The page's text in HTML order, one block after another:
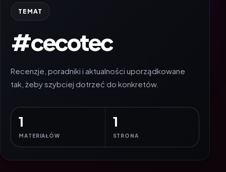
TEMAT
#cecotec
Recenzje, poradniki i aktualności uporządkowane
tak, żeby szybciej dotrzeć do konkretów.
1
MATERIAŁÓW
1
STRONA